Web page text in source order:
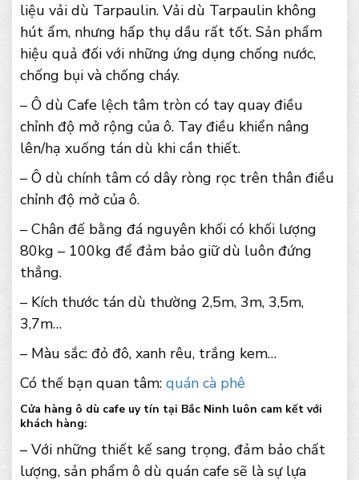
liệu vải dù Tarpaulin. Vải dù Tarpaulin không
hút ẩm, nhưng hấp thụ dầu rất tốt. Sản phẩm
hiệu quả đối với những ứng dụng chống nước,
chống bụi và chống cháy.
– Ô dù Cafe lệch tâm tròn có tay quay điều
chỉnh độ mở rộng của ô. Tay điều khiển nâng
lên/hạ xuống tán dù khi cần thiết.
– Ô dù chính tâm có dây ròng rọc trên thân điều
chỉnh độ mở của ô.
– Chân đế bằng đá nguyên khối có khối lượng
80kg – 100kg để đảm bảo giữ dù luôn đứng
thẳng.
– Kích thước tán dù thường 2,5m, 3m, 3,5m,
3,7m…
– Màu sắc: đỏ đô, xanh rêu, trắng kem…
Có thế bạn quan tâm: quán cà phê
Cửa hàng ô dù cafe uy tín tại Bắc Ninh luôn cam kết với
khách hàng:
– Với những thiết kế sang trọng, đảm bảo chất
lượng, sản phẩm ô dù quán cafe sẽ là sự lựa